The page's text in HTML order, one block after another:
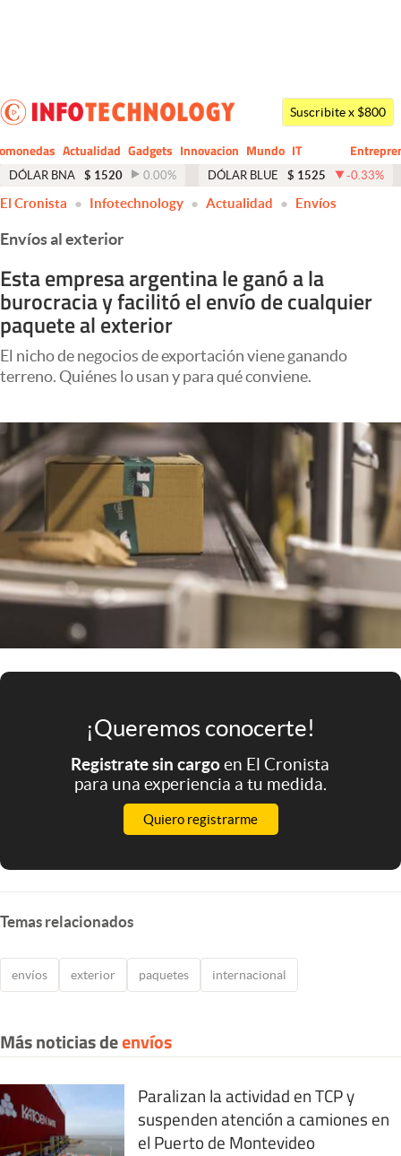
Dólar
Economía y Política
Finanzas y Mercados
Mercados Online
Negocios
Columnistas
Apertura
Clase
Clima
Mundial 2026
Eventos Corporativos
El Cronista Studio
abre en nueva pestaña
Suscribite x $800
Actualidad Gadgets Innovacion Mundo
CIO
IT
Business
DÓLAR BNA $ 1520 0.00% DÓLAR BLUE $ 1525 -0.33%
El Cronista Infotechnology Actualidad Envíos
Envíos al exterior
Esta empresa argentina le ganó a la
burocracia y facilitó el envío de cualquier
paquete al exterior
El nicho de negocios de exportación viene ganando
terreno. Quiénes lo usan y para qué conviene.
¡Queremos conocerte!
Registrate sin cargoen El Cronista
para una experiencia a tu medida.
Quiero registrarme
Temas relacionados
envíos exterior paquetes internacional
Más noticias deenvíos
Paralizan la actividad en TCP y
suspenden atención a camiones en
el Puerto de Montevideo